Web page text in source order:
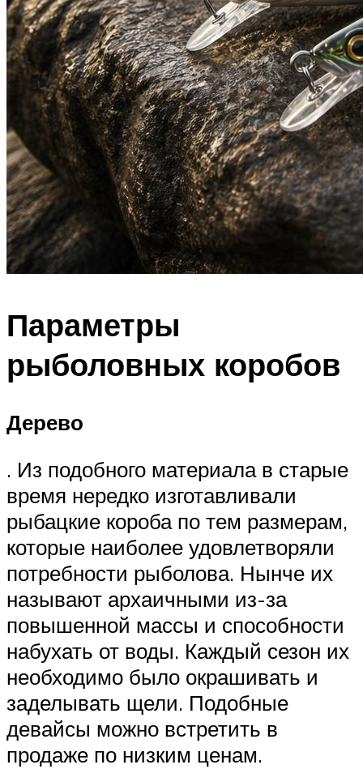
Параметры
рыболовных коробов
Дерево
. Из подобного материала в старые
время нередко изготавливали
рыбацкие короба по тем размерам,
которые наиболее удовлетворяли
потребности рыболова. Нынче их
называют архаичными из-за
повышенной массы и способности
набухать от воды. Каждый сезон их
необходимо было окрашивать и
заделывать щели. Подобные
девайсы можно встретить в
продаже по низким ценам.